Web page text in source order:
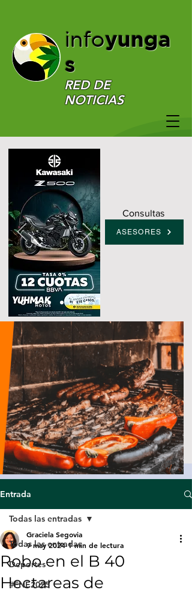
infoyunga
s
RED DE
NOTICIAS
Consultas
ASESORES
Entrada
Todas las entradas
Deportes
#FNE2025
Todas las entradas
Robo en el B 40
Hectareas de
Graciela Segovia
9 may 2024 1 min de lectura